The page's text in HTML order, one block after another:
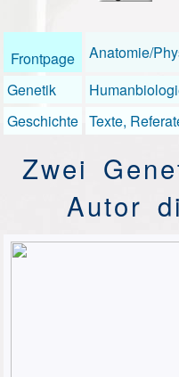
Frontpage Anatomie/
Genetik
Geschichte Texte,
Zwei
Autor